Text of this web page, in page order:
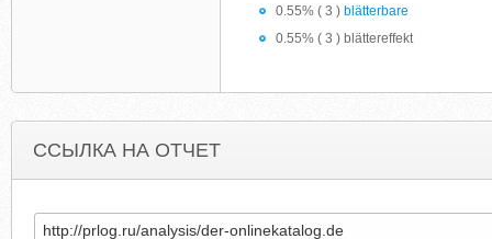
0.55% ( 3 ) blätterbare
0.55% ( 3 ) blättereffekt
ССЫЛКА НА ОТЧЕТ